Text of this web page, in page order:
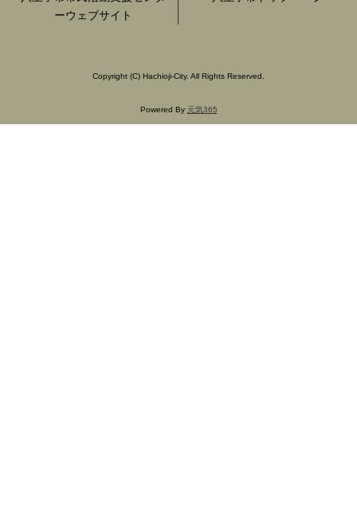
ーウェブサイト
Copyright (C) Hachioji-City. All Rights Reserved.
Powered By 元気365